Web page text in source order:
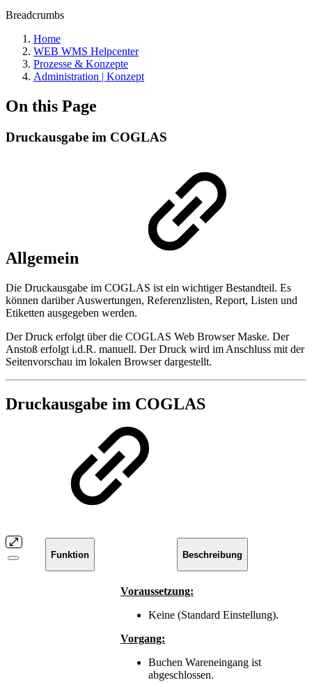
Breadcrumbs
Home
WEB WMS Helpcenter
Prozesse & Konzepte
Administration | Konzept
On this Page
Druckausgabe im COGLAS
Allgemein
Die Druckausgabe im COGLAS ist ein wichtiger Bestandteil. Es
können darüber Auswertungen, Referenzlisten, Report, Listen und
Etiketten ausgegeben werden.
Der Druck erfolgt über die COGLAS Web Browser Maske. Der
Anstoß erfolgt i.d.R. manuell. Der Druck wird im Anschluss mit der
Seitenvorschau im lokalen Browser dargestellt.
Druckausgabe im COGLAS
Funktion Beschreibung
Voraussetzung:
Keine (Standard Einstellung).
Vorgang:
Buchen Wareneingang ist
abgeschlossen.